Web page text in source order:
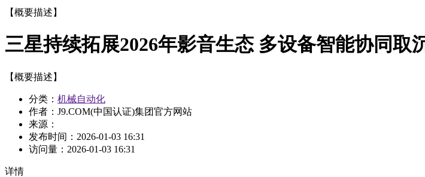
【概要描述】
三星持续拓展2026年影音生态 多设备智能协同取
【概要描述】
分类： 机械自动化
作者：J9.COM(中国认证)集团官方网站
来源：
发布时间： 2026-01-03 16:31
访问量： 2026-01-03 16:31
详情